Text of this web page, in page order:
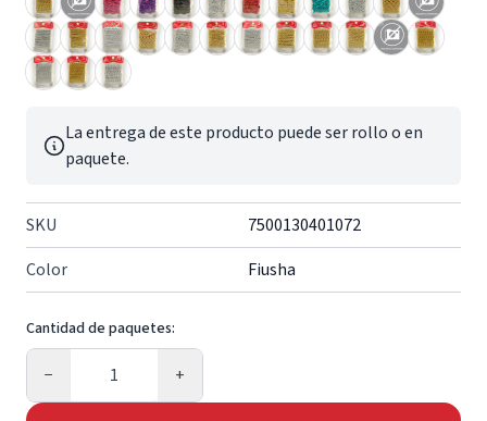
La entrega de este producto puede ser rollo o en
paquete.
SKU
7500130401072
Color
Fiusha
Cantidad de paquetes:
−
Cantidad
+